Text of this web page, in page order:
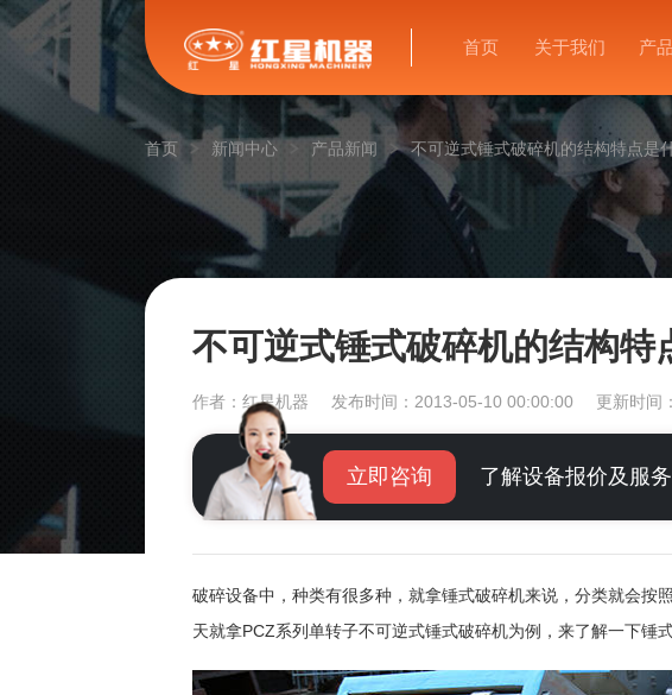
首页 关于我们 产
首页 新闻中心 产品新闻 不可逆式锤式破碎机的结构特点是
不可逆式锤式破碎机的结构特
作者：红星机器 发布时间：2013-05-10 00:00:00 更新时间
立即咨询 了解设备报价及服
破碎设备中，种类有很多种，就拿锤式破碎机来说，分类就会按
天就拿PCZ系列单转子不可逆式锤式破碎机为例，来了解一下锤